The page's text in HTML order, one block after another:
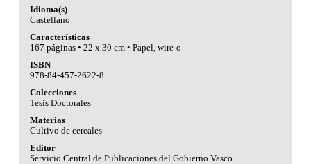
Idioma(s)
Castellano
Características
167 páginas • 22 x 30 cm • Papel, wire-o
ISBN
978-84-457-2622-8
Colecciones
Tesis Doctorales
Materias
Cultivo de cereales
Editor
Servicio Central de Publicaciones del Gobierno Vasco